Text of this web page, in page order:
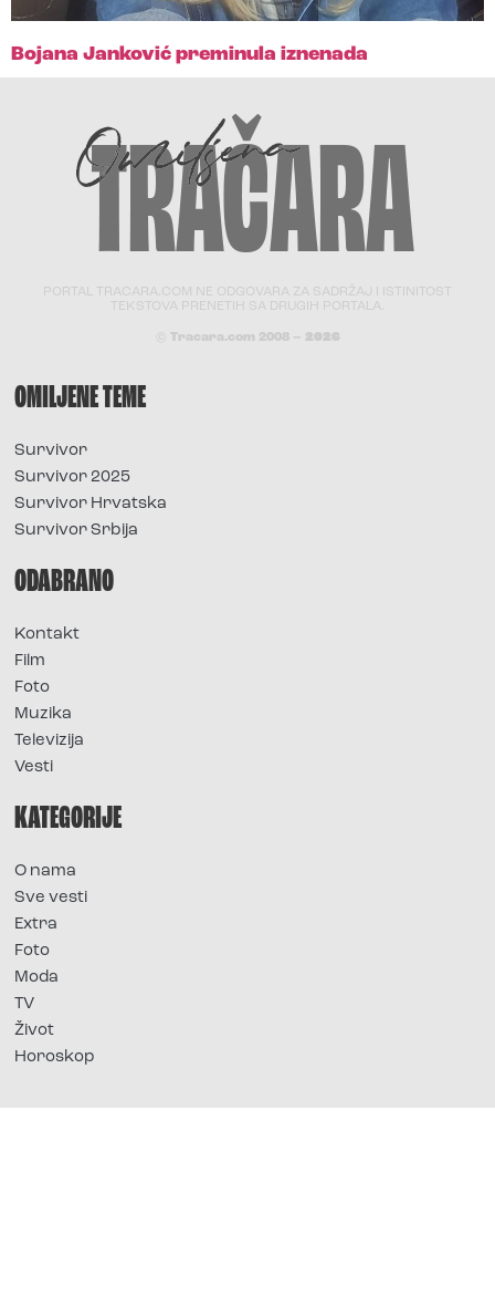
Bojana Janković preminula iznenada
PORTAL TRACARA.COM NE ODGOVARA ZA SADRŽAJ I ISTINITOST
TEKSTOVA PRENETIH SA DRUGIH PORTALA.
© Tracara.com 2008 – 2026
OMILJENE TEME
Survivor
Survivor 2025
Survivor Hrvatska
Survivor Srbija
ODABRANO
Kontakt
Film
Foto
Muzika
Televizija
Vesti
KATEGORIJE
O nama
Sve vesti
Extra
Foto
Moda
TV
Život
Horoskop